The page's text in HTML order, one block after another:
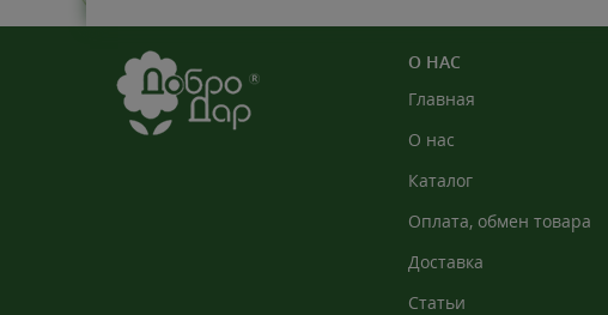
О НАС
Главная
О нас
Каталог
Оплата, обмен товара
Доставка
Статьи